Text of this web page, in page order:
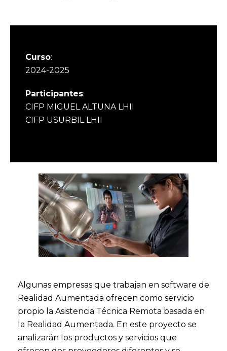
Curso:
2024-2025
Participantes:
CIFP MIGUEL ALTUNA LHII
CIFP USURBIL LHII
Algunas empresas que trabajan en software de
Realidad Aumentada ofrecen como servicio
propio la Asistencia Técnica Remota basada en
la Realidad Aumentada. En este proyecto se
analizarán los productos y servicios que